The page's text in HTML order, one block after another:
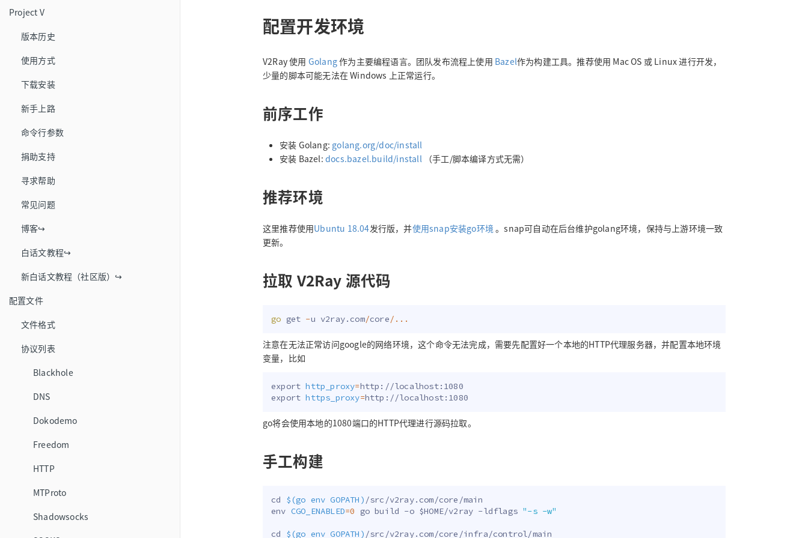
Project V
版本历史
使用方式
下载安装
新手上路
命令行参数
捐助支持
寻求帮助
常见问题
博客↪
白话文教程↪
新白话文教程（社区版）↪
配置文件
文件格式
协议列表
Blackhole
DNS
Dokodemo
Freedom
HTTP
MTProto
Shadowsocks
配置开发环境
V2Ray 使用 Golang作为主要编程语言。团队发布流程上使用 Bazel作为构建工具。推荐使用 Mac OS 或 Linux 进行开发，
少量的脚本可能无法在 Windows 上正常运行。
前序工作
安装 Golang: golang.org/doc/install
安装 Bazel: docs.bazel.build/install （手工/脚本编译方式无需）
推荐环境
这里推荐使用Ubuntu 18.04发行版，并使用snap安装go环境 。snap可自动在后台维护golang环境，保持与上游环境一致
更新。
拉取 V2Ray 源代码
go get -u v2ray.com/core/ ...
注意在无法正常访问google的网络环境，这个命令无法完成，需要先配置好一个本地的HTTP代理服务器，并配置本地环境
变量，比如
export http_proxy=
export https_proxy=
go将会使用本地的1080端口的HTTP代理进行源码拉取。
手工构建
cd $(go env GOPATH )
env CGO_ENABLED=0 go build -o $HOME/v2ray -ldflags "-s -w"
cd $(go env GOPATH )